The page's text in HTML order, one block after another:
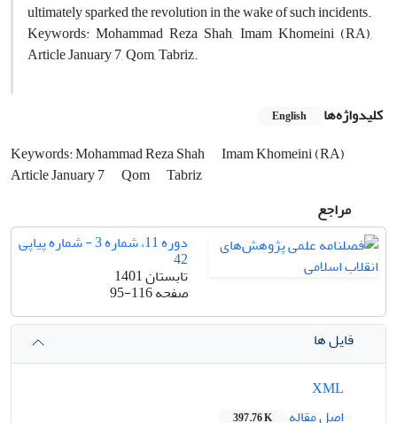
ultimately sparked the revolution in the wake of such incidents.
Keywords: Mohammad Reza Shah, Imam Khomeini (RA),
Article January 7, Qom, Tabriz.
کلیدواژه‌ها English
Keywords: Mohammad Reza Shah
Imam Khomeini (RA)
Article January 7
Qom
Tabriz
مراجع
دوره 11، شماره 3 - شماره پیاپی
42
تابستان 1401
صفحه95-116
فایل ها
اصل مقاله
397.76 K